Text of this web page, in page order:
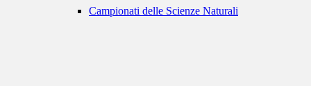
Campionati delle Scienze Naturali